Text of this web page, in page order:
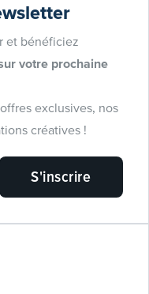
et bénéficiez
votre prochaine
exclusives, nos
créatives !
S'inscrire